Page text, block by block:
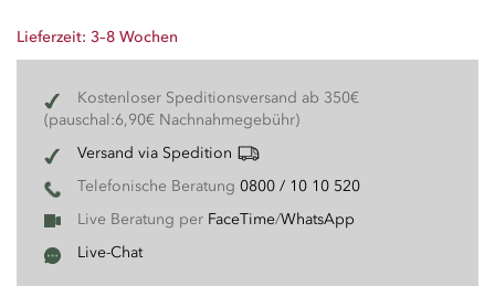
Lieferzeit: 3–8 Wochen
Kostenloser Speditionsversand ab 350€
(pauschal:6,90€ Nachnahmegebühr)
Versand via Spedition
Telefonische Beratung 0800 / 10 10 520
Live Beratung per FaceTime/WhatsApp
Live-Chat